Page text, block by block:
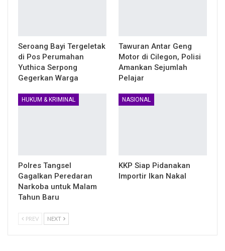
Seroang Bayi Tergeletak
di Pos Perumahan
Yuthica Serpong
Gegerkan Warga
Tawuran Antar Geng
Motor di Cilegon, Polisi
Amankan Sejumlah
Pelajar
HUKUM & KRIMINAL
Polres Tangsel
Gagalkan Peredaran
Narkoba untuk Malam
Tahun Baru
NASIONAL
KKP Siap Pidanakan
Importir Ikan Nakal
PREV NEXT